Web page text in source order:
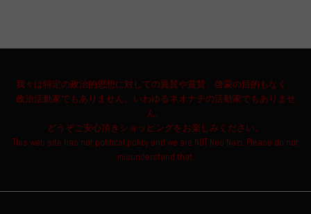
我々は特定の政治的思想に対しての翼賛や賞賛、啓蒙の目的もなく、
政治活動家でもありません。いわゆるネオナチの活動家でもありませ
ん。
どうぞご安心頂きショッピングをお楽しみください。
This web site has not political policy and we are NOT Neo Nazi. Please do not
misunderstand that.